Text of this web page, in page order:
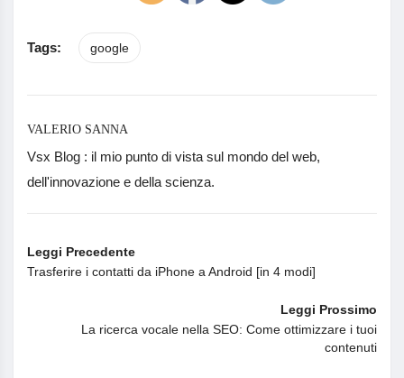
Tags: google
VALERIO SANNA
Vsx Blog : il mio punto di vista sul mondo del web,
dell'innovazione e della scienza.
Leggi Precedente
Trasferire i contatti da iPhone a Android [in 4 modi]
Leggi Prossimo
La ricerca vocale nella SEO: Come ottimizzare i tuoi
contenuti